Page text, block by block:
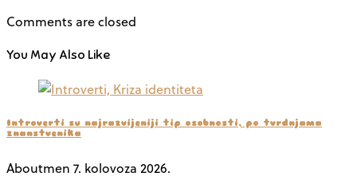
Comments are closed
You May Also Like
Introverti su najrazvijeniji tip osobnosti, po tvrdnjama
znanstvenika
Aboutmen 7. kolovoza 2026.